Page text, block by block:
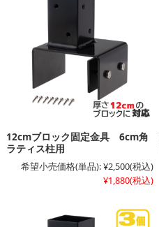
12cmブロック固定金具 6cm角
ラティス柱用
希望小売価格(単品):¥2,500(税込)
¥1,880(税込)